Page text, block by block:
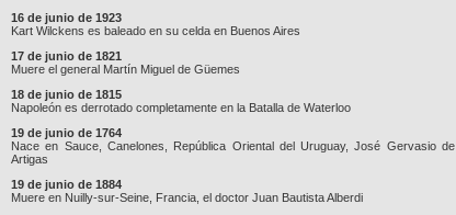
16 de junio de 1923
Kart Wilckens es baleado en su celda en Buenos Aires
17 de junio de 1821
Muere el general Martín Miguel de Güemes
18 de junio de 1815
Napoleón es derrotado completamente en la Batalla de Waterloo
19 de junio de 1764
Nace en Sauce, Canelones, República Oriental del Uruguay, José Gervasio de
Artigas
19 de junio de 1884
Muere en Nuilly-sur-Seine, Francia, el doctor Juan Bautista Alberdi